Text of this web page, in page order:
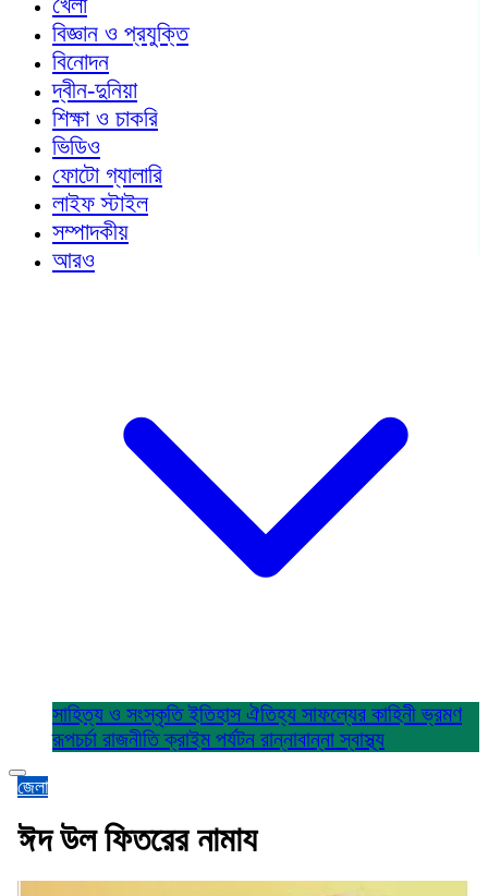
বিজ্ঞান ও প্রযুক্তি
বিনোদন
দ্বীন-দুনিয়া
শিক্ষা ও চাকরি
ভিডিও
ফোটো গ্যালারি
লাইফ স্টাইল
সম্পাদকীয়
আরও
সাহিত্য ও সংস্কৃতিইতিহাস ঐতিহ্য সাফল্যের কাহিনীভ্রমণ
রূপচর্চা রাজনীতিক্রাইম পর্যটন রান্নাবান্নাস্বাস্থ্য
জেলা
ঈদ উল ফিতরের নামায